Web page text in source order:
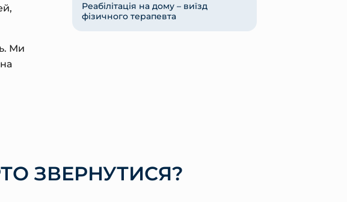
Ми
Реабілітація на дому – виїзд
фізичного терапевта
ЗВЕРНУТИСЯ?